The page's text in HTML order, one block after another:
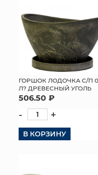
ГОРШОК ЛОДОЧКА С/П
Л? ДРЕВЕСНЫЙ УГОЛЬ
506.50 ₽
- +
В КОРЗИНУ